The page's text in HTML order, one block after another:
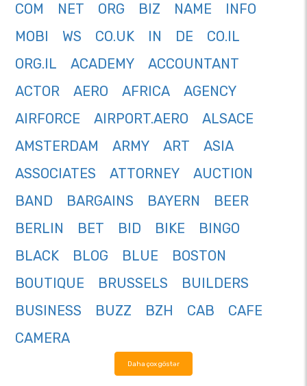
COM NET ORG BIZ NAME
INFO
MOBI
WS CO.UK IN DE
CO.IL
ORG.IL
ACADEMY
ACCOUNTANT
ACTOR
AERO AFRICA
AGENCY
AIRFORCE
AIRPORT.AERO
ALSACE
AMSTERDAM
ARMY ART
ASIA
ASSOCIATES
ATTORNEY
AUCTION
BAND
BARGAINS BAYERN
BEER
BERLIN
BET BID BIKE
BINGO
BLACK
BLOG BLUE
BOSTON
BOUTIQUE
BRUSSELS
BUILDERS
BUSINESS
BUZZ BZH CAB
CAFE
CAMERA
Daha çox göstər